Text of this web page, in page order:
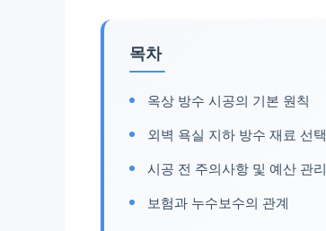
목차
옥상 방수 시공의 기본 원칙
외벽 욕실 지하 방수 재료 선택
시공 전 주의사항 및 예산 관리
보험과 누수보수의 관계